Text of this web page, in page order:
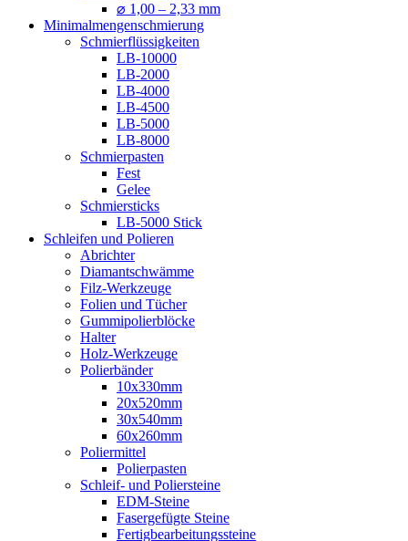
⌀ 1,00 – 2,33 mm
Minimalmengenschmierung
Schmierflüssigkeiten
LB-10000
LB-2000
LB-4000
LB-4500
LB-5000
LB-8000
Schmierpasten
Fest
Gelee
Schmiersticks
LB-5000 Stick
Schleifen und Polieren
Abrichter
Diamantschwämme
Filz-Werkzeuge
Folien und Tücher
Gummipolierblöcke
Halter
Holz-Werkzeuge
Polierbänder
10x330mm
20x520mm
30x540mm
60x260mm
Poliermittel
Polierpasten
Schleif- und Poliersteine
EDM-Steine
Fasergefügte Steine
Fertigbearbeitungssteine